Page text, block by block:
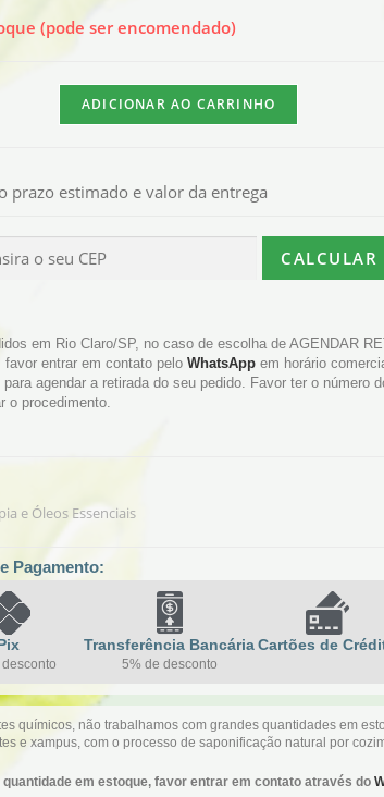
(pode ser encomendado)
ADICIONAR AO CARRINHO
prazo estimado e valor da entrega
em Rio Claro/SP, no caso de escolha de AGENDAR
favor entrar em contato pelo WhatsApp em horário
para agendar a retirada do seu pedido. Favor ter o número
o procedimento.
e Óleos Essenciais
Pagamento:
Transferência Bancária
5% de desconto
Cartões de
químicos, não trabalhamos com grandes quantidades em
e xampus, com o processo de saponificação natural por
em estoque, favor entrar em contato através do